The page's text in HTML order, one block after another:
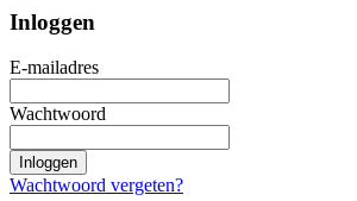
Inloggen
E-mailadres
Wachtwoord
Inloggen
Wachtwoord vergeten?